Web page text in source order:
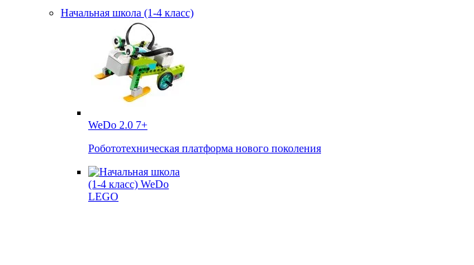
Начальная школа (1-4 класс)
WeDo 2.0 7+
Робототехническая платформа нового поколения